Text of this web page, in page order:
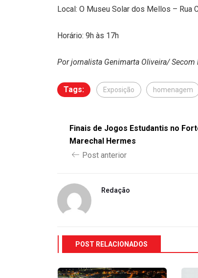
Local: O Museu Solar dos Mellos – Rua
Horário: 9h às 17h
Por jornalista Genimarta Oliveira/ Secom
Tags: Exposição homenagem
Finais de Jogos Estudantis no
Marechal Hermes
Post anterior
Redação
POST RELACIONADOS